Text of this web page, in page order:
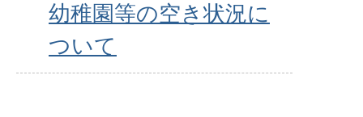
幼稚園等の空き状況に
ついて